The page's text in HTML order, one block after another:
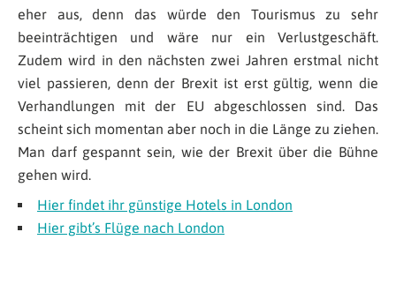
eher aus, denn das würde den Tourismus zu sehr
beeinträchtigen und wäre nur ein Verlustgeschäft.
Zudem wird in den nächsten zwei Jahren erstmal nicht
viel passieren, denn der Brexit ist erst gültig, wenn die
Verhandlungen mit der EU abgeschlossen sind. Das
scheint sich momentan aber noch in die Länge zu ziehen.
Man darf gespannt sein, wie der Brexit über die Bühne
gehen wird.
Hier findet ihr günstige Hotels in London
Hier gibt’s Flüge nach London